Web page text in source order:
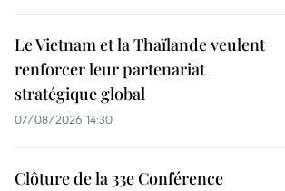
Le Vietnam et la Thaïlande veulent
renforcer leur partenariat
stratégique global
07/08/2026 14:30
Clôture de la 33e Conférence